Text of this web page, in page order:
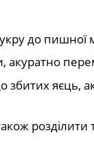
до пишної
акуратно
збитих яєць,
розділити